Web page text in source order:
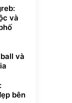
và
và
bên